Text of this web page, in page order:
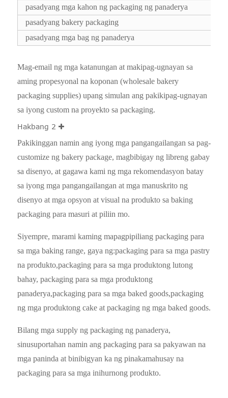
pasadyang mga kahon ng packaging ng panaderya
pasadyang bakery packaging
pasadyang mga bag ng panaderya
Mag-email ng mga katanungan at makipag-ugnayan sa
aming propesyonal na koponan (wholesale bakery
packaging supplies) upang simulan ang pakikipag-ugnayan
sa iyong custom na proyekto sa packaging.
Hakbang 2
Pakikinggan namin ang iyong mga pangangailangan sa pag-
customize ng bakery package, magbibigay ng libreng gabay
sa disenyo, at gagawa kami ng mga rekomendasyon batay
sa iyong mga pangangailangan at mga manuskrito ng
disenyo at mga opsyon at visual na produkto sa baking
packaging para masuri at piliin mo.
Siyempre, marami kaming mapagpipiliang packaging para
sa mga baking range, gaya ng:packaging para sa mga pastry
na produkto,packaging para sa mga produktong lutong
bahay, packaging para sa mga produktong
panaderya,packaging para sa mga baked goods,packaging
ng mga produktong cake at packaging ng mga baked goods.
Bilang mga supply ng packaging ng panaderya,
sinusuportahan namin ang packaging para sa pakyawan na
mga paninda at binibigyan ka ng pinakamahusay na
packaging para sa mga inihurnong produkto.